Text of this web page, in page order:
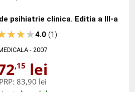
psihiatrie clinica. Editia a III-a
4.0(1)
- 2007
,15 lei
PRP: 83,90 lei